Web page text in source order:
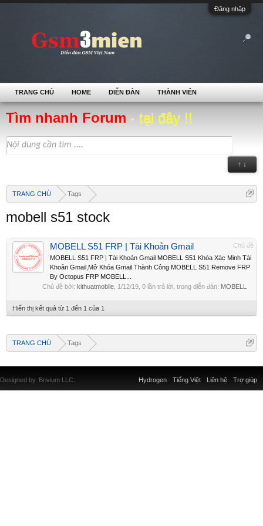
Đăng nhập
Tìm nhanh Forum - tại đây !!
↑ ↓
TRANG CHỦ Tags
mobell s51 stock
Chủ đề
MOBELL S51 FRP | Tài Khoản Gmail
MOBELL S51 FRP | Tài Khoản Gmail MOBELL S51 Khóa Xác Minh Tài
Khoản Gmail,Mở Khóa Gmail Thành Công MOBELL S51 Remove FRP
By Octopus FRP MOBELL...
Chủ đề bởi: kithuatmobile 1/12/19 , 0 lần trả lời, trong diễn đàn: MOBELL
Hiển thị kết quả từ 1 đến 1 của 1
TRANG CHỦ Tags
TRANG CHỦ HOME DIỄN ĐÀN THÀNH VIÊN
Liên hệ Trợ giúp
Hydrogen Tiếng Việt
Designed by Brivium LLC.